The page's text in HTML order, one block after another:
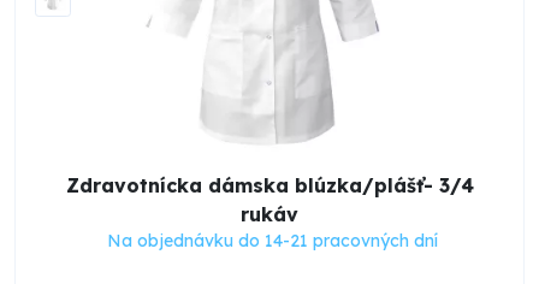
Zdravotnícka dámska blúzka/plášť- 3/4
rukáv
Na objednávku do 14-21 pracovných dní